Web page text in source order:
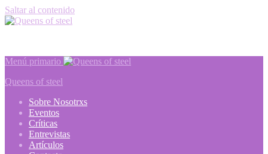
Saltar al contenido
Menú primario
Queens of steel
Sobre Nosotrxs
Eventos
Críticas
Entrevistas
Artículos